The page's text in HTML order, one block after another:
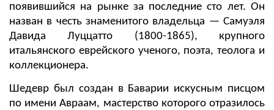
появившийся на рынке за последние сто лет. Он
назван в честь знаменитого владельца — Самуэля
Давида Луццатто (1800-1865), крупного
итальянского еврейского ученого, поэта, теолога и
коллекционера.
Шедевр был создан в Баварии искусным писцом
по имени Авраам, мастерство которого отразилось